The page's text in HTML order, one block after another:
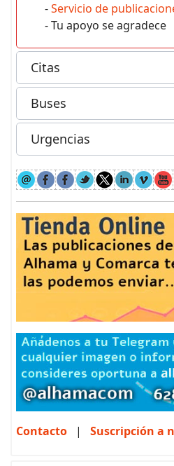
-Servicio de
- Tu apoyo se agradece
Citas
Buses
Urgencias
Contacto | Suscripción a